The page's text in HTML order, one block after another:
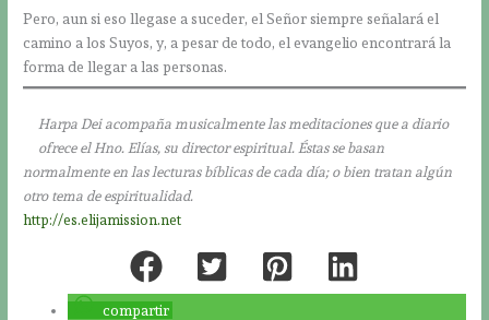
Pero, aun si eso llegase a suceder, el Señor siempre señalará el
camino a los Suyos, y, a pesar de todo, el evangelio encontrará la
forma de llegar a las personas.
Harpa Dei acompaña musicalmente las meditaciones que a diario
ofrece el Hno. Elías, su director espiritual. Éstas se basan
normalmente en las lecturas bíblicas de cada día; o bien tratan algún
otro tema de espiritualidad.
http://es.elijamission.net
compartir